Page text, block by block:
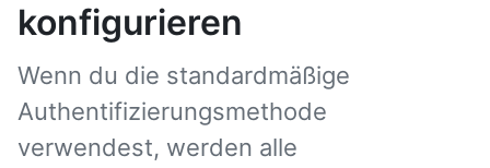
konfigurieren
Wenn du die standardmäßige
Authentifizierungsmethode
verwendest, werden alle